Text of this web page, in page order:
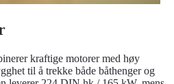
kraftige motorer med høy
til å trekke både båthenger og